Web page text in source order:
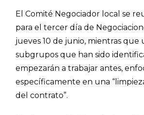
El Comité Negociador local se
para el tercer día de
jueves 10 de junio, mientras que
subgrupos que han sido
empezarán a trabajar antes,
específicamente en una
del contrato”.